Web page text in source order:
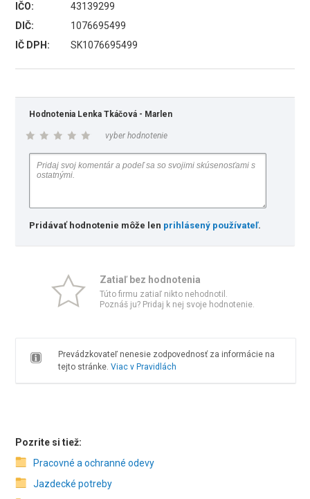
IČO:
43139299
DIČ:
1076695499
IČ DPH:
SK1076695499
Hodnotenia Lenka Tkáčová - Marlen
vyber hodnotenie
Pridávať hodnotenie môže len prihlásený používateľ.
Zatiaľ bez hodnotenia
Túto firmu zatiaľ nikto nehodnotil.
Poznáš ju? Pridaj k nej svoje hodnotenie.
Prevádzkovateľ nenesie zodpovednosť za informácie na
tejto stránke. Viac v Pravidlách
Pozrite si tiež:
Pracovné a ochranné odevy
Jazdecké potreby